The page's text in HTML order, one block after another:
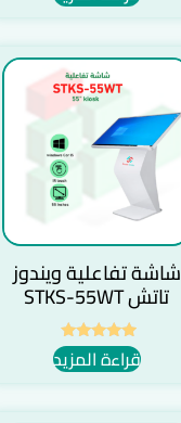
شاشة تفاعلية ويندوز
تاتش STKS-55WT
تم التقييم
5.00
قراءة المزيد